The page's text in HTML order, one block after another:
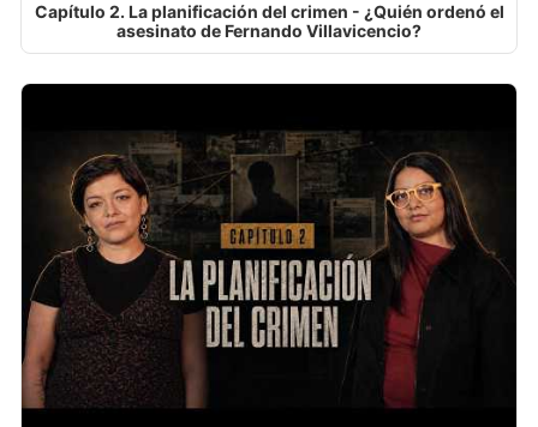
Capítulo 2. La planificación del crimen - ¿Quién ordenó el
asesinato de Fernando Villavicencio?